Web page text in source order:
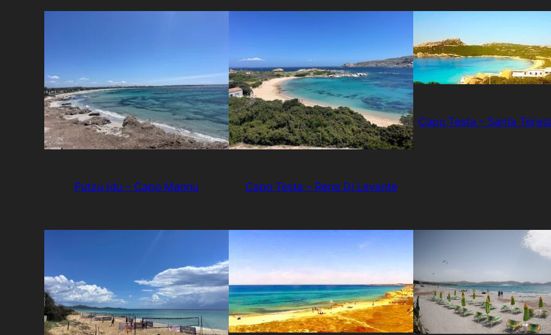
Putzu Idu – Capo Mannu Capo Testa – Rena Di Levante
Capo Testa – Santa